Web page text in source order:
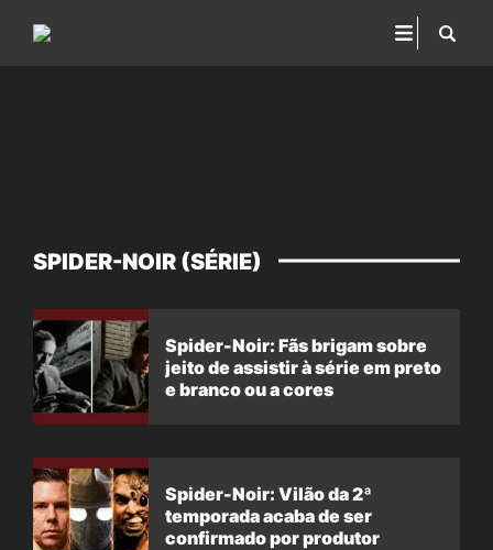
SPIDER-NOIR (SÉRIE)
Spider-Noir: Fãs brigam sobre
jeito de assistir à série em preto
e branco ou a cores
Spider-Noir: Vilão da 2ª
temporada acaba de ser
confirmado por produtor